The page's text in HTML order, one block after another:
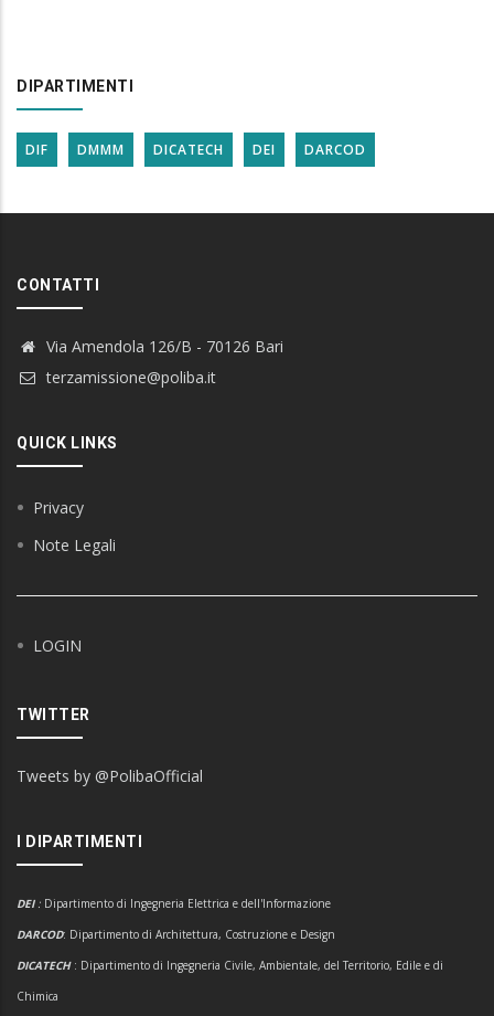
DIPARTIMENTI
DIF DMMM DICATECH DEI DARCOD
CONTATTI
Via Amendola 126/B - 70126 Bari
terzamissione@poliba.it
QUICK LINKS
Privacy
Note Legali
LOGIN
TWITTER
Tweets by @PolibaOfficial
I DIPARTIMENTI
DEI : Dipartimento di Ingegneria Elettrica e dell'Informazione
DARCOD: Dipartimento di Architettura, Costruzione e Design
DICATECH : Dipartimento di Ingegneria Civile, Ambientale, del Territorio, Edile e di
Chimica